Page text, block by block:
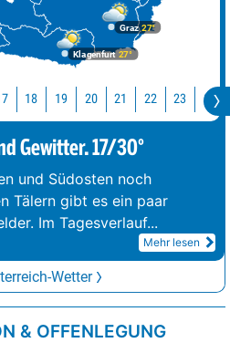
Graz27°
Klagenfurt 27°
18 19 20 21 22 23 0
Gewitter. 17/30°
und Südosten noch
Tälern gibt es ein paar
Im Tagesverlauf...
Mehr lesen
Wetter
& OFFENLEGUNG